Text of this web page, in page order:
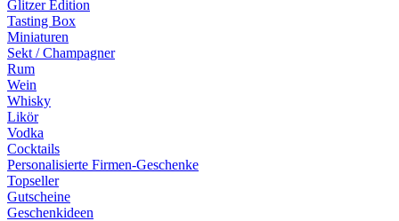
Glitzer Edition
Tasting Box
Miniaturen
Sekt / Champagner
Rum
Wein
Whisky
Likör
Vodka
Cocktails
Personalisierte Firmen-Geschenke
Topseller
Gutscheine
Geschenkideen